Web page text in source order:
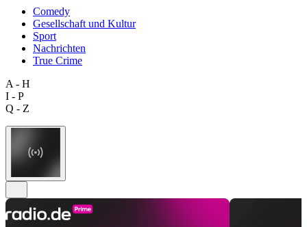
Comedy
Gesellschaft und Kultur
Sport
Nachrichten
True Crime
A - H
I - P
Q - Z